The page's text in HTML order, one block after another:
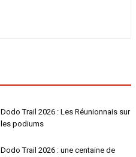
Dodo Trail 2026 : Les Réunionnais sur
les podiums
Dodo Trail 2026 : une centaine de